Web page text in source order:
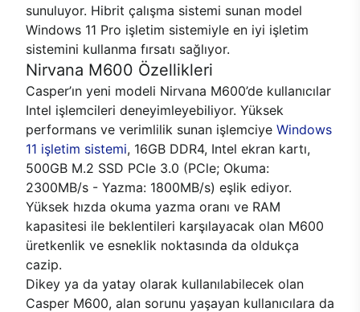
sunuluyor. Hibrit çalışma sistemi sunan model
Windows 11 Pro işletim sistemiyle en iyi işletim
sistemini kullanma fırsatı sağlıyor.
Nirvana M600 Özellikleri
Casper’ın yeni modeli Nirvana M600’de kullanıcılar
Intel işlemcileri deneyimleyebiliyor. Yüksek
performans ve verimlilik sunan işlemciye Windows
11 işletim sistemi, 16GB DDR4, Intel ekran kartı,
500GB M.2 SSD PCle 3.0 (PCle; Okuma:
2300MB/s - Yazma: 1800MB/s) eşlik ediyor.
Yüksek hızda okuma yazma oranı ve RAM
kapasitesi ile beklentileri karşılayacak olan M600
üretkenlik ve esneklik noktasında da oldukça
cazip.
Dikey ya da yatay olarak kullanılabilecek olan
Casper M600, alan sorunu yaşayan kullanıcılara da